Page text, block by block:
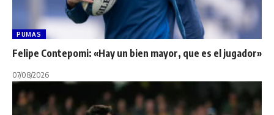
PUMAS
Felipe Contepomi: «Hay un bien mayor, que es el jugador»
07/08/2026